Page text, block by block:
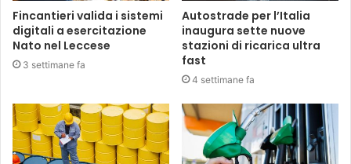
Fincantieri valida i sistemi
digitali a esercitazione
Nato nel Leccese
3 settimane fa
Autostrade per l’Italia
inaugura sette nuove
stazioni di ricarica ultra
fast
4 settimane fa